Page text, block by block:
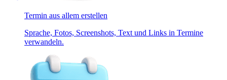
Termin aus allem erstellen
Sprache, Fotos, Screenshots, Text und Links in Termine
verwandeln.